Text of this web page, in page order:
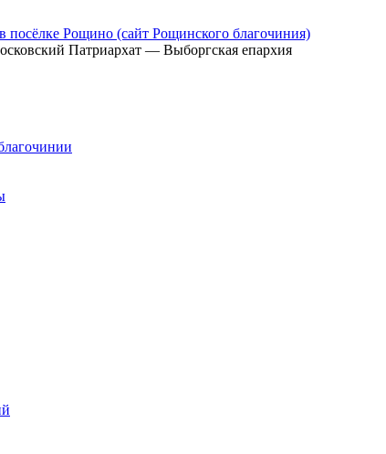
посёлке Рощино (сайт Рощинского благочиния)
Патриархат — Выборгская епархия